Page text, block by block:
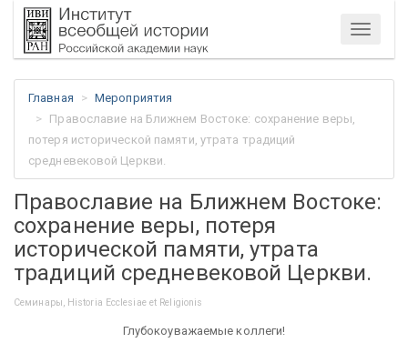
Меню
Главная
Мероприятия
Православие на Ближнем Востоке: сохранение веры,
потеря исторической памяти, утрата традиций
средневековой Церкви.
Православие на Ближнем Востоке:
сохранение веры, потеря
исторической памяти, утрата
традиций средневековой Церкви.
Семинары, Historia Ecclesiae et Religionis
Глубокоуважаемые коллеги!